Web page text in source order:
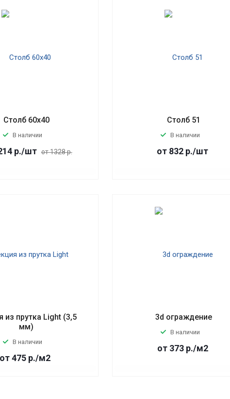
Столб 60х40
В наличии
р./шт от 1328 р.
Столб 51
В наличии
от 832 р./шт
из прутка Light (3,5
мм)
В наличии
от 475 р./м2
3d ограждение
В наличии
от 373 р./м2